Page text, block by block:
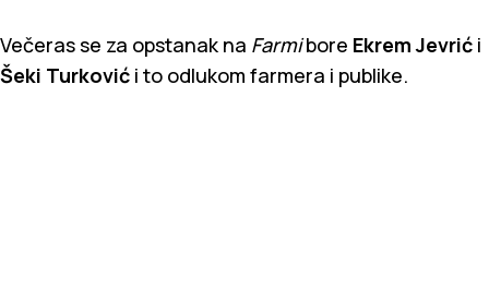
Večeras se za opstanak na Farmibore Ekrem Jevrić i
Šeki Turković i to odlukom farmera i publike.